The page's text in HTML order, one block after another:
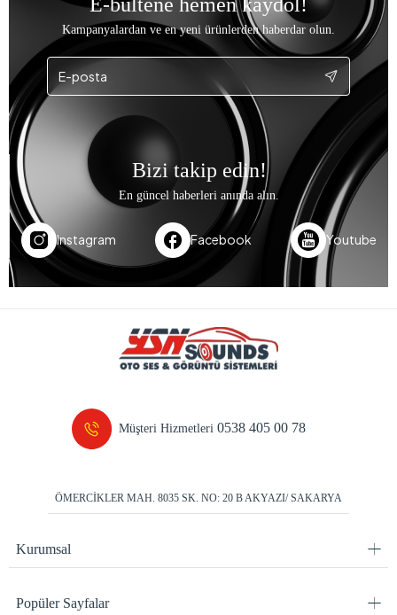
Kampanyalardan ve en yeni ürünlerden haberdar olun.
Bizi takip edin!
En güncel haberleri anında alın.
Instagram Facebook Youtube
Müşteri Hizmetleri0538 405 00 78
ÖMERCİKLER MAH. 8035 SK. NO: 20 B AKYAZI/ SAKARYA
Kurumsal
Popüler Sayfalar